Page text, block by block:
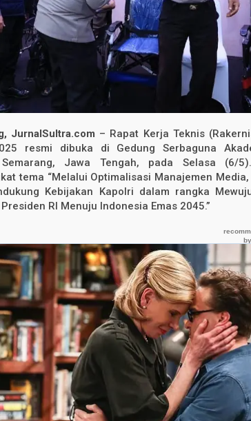
JurnalSultra.com – Rapat Kerja Teknis
resmi dibuka di Gedung Serbaguna
Jawa Tengah, pada Selasa (6/
tema “Melalui Optimalisasi Manajemen
Kebijakan Kapolri dalam rangka
RI Menuju Indonesia Emas 2045.”